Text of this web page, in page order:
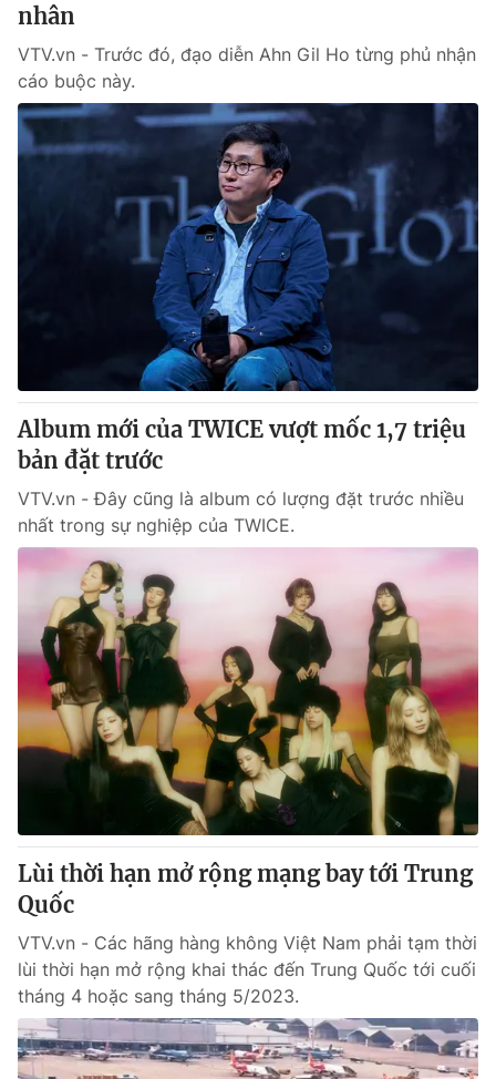
nhân
VTV.vn - Trước đó, đạo diễn Ahn Gil Ho từng phủ nhận
cáo buộc này.
Album mới của TWICE vượt mốc 1,7 triệu
bản đặt trước
VTV.vn - Đây cũng là album có lượng đặt trước nhiều
nhất trong sự nghiệp của TWICE.
Lùi thời hạn mở rộng mạng bay tới Trung
Quốc
VTV.vn - Các hãng hàng không Việt Nam phải tạm thời
lùi thời hạn mở rộng khai thác đến Trung Quốc tới cuối
tháng 4 hoặc sang tháng 5/2023.